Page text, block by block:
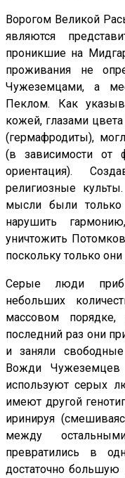
Ворогом Великой
являются
проникшие на
проживания не
Чужеземцами, а
Пеклом. Как
кожей, глазами
(гермафродиты),
(в зависимости от
ориентация).
религиозные
мысли были
нарушить
уничтожить
поскольку только
Серые люди
небольших
массовом
последний раз они
и заняли
Вожди
используют серых
имеют другой
иринируя
между
превратились в
достаточно большую